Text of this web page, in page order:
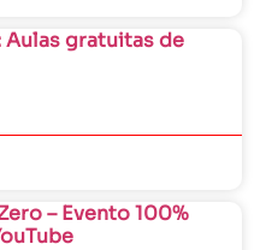
Aulas gratuitas de
– Evento 100%